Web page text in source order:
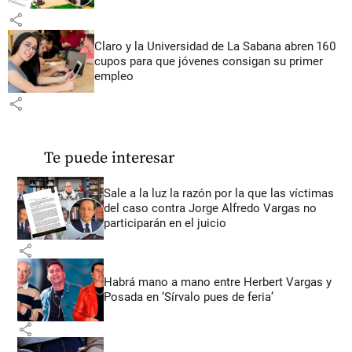
share
Claro y la Universidad de La Sabana abren 160
cupos para que jóvenes consigan su primer
empleo
share
Te puede interesar
Sale a la luz la razón por la que las víctimas
del caso contra Jorge Alfredo Vargas no
participarán en el juicio
share
Habrá mano a mano entre Herbert Vargas y
Posada en ‘Sírvalo pues de feria’
share